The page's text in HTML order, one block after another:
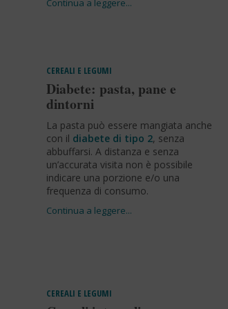
CEREALI E LEGUMI
Diabete: pasta, pane e
dintorni
La pasta può essere mangiata anche
con il diabete di tipo 2, senza
abbuffarsi. A distanza e senza
un’accurata visita non è possibile
indicare una porzione e/o una
frequenza di consumo.
CEREALI E LEGUMI